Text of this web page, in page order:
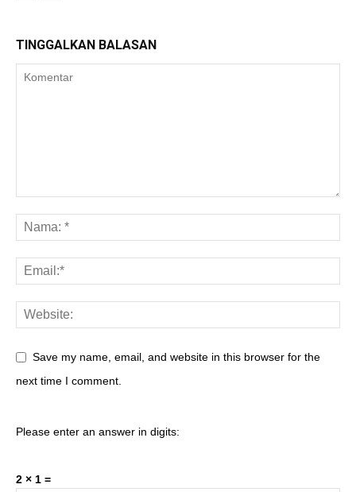
TINGGALKAN BALASAN
Save my name, email, and website in this browser for the
next time I comment.
Please enter an answer in digits:
2 × 1 =